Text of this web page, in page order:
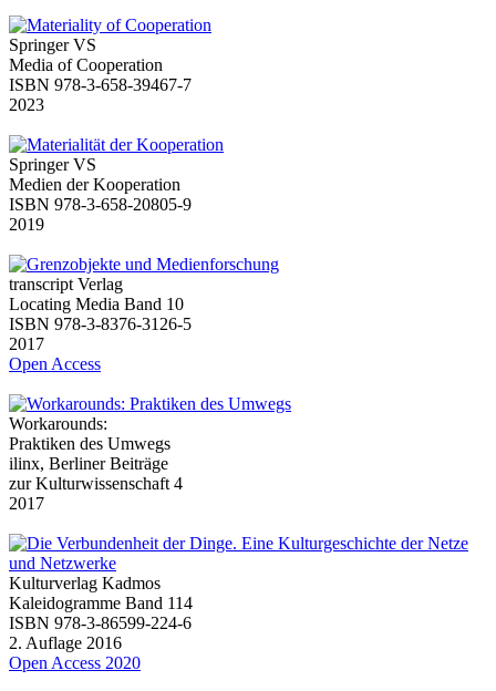
Springer VS
Media of Cooperation
ISBN 978-3-658-39467-7
2023
Springer VS
Medien der Kooperation
ISBN 978-3-658-20805-9
2019
transcript Verlag
Locating Media Band 10
ISBN 978-3-8376-3126-5
2017
Open Access
Workarounds:
Praktiken des Umwegs
ilinx, Berliner Beiträge
zur Kulturwissenschaft 4
2017
Kulturverlag Kadmos
Kaleidogramme Band 114
ISBN 978-3-86599-224-6
2. Auflage 2016
Open Access 2020